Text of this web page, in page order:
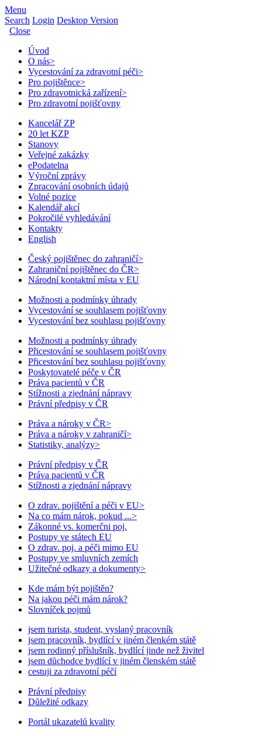
Menu
Search Login Desktop Version
Close
Úvod
O nás>
Vycestování za zdravotní péči>
Pro pojištěnce>
Pro zdravotnická zařízení>
Pro zdravotní pojišťovny
Kancelář ZP
20 let KZP
Stanovy
Veřejné zakázky
ePodatelna
Výroční zprávy
Zpracování osobních údajů
Volné pozice
Kalendář akcí
Pokročilé vyhledávání
Kontakty
English
Český pojištěnec do zahraničí>
Zahraniční pojištěnec do ČR>
Národní kontaktní místa v EU
Možnosti a podmínky úhrady
Vycestování se souhlasem pojišťovny
Vycestování bez souhlasu pojišťovny
Možnosti a podmínky úhrady
Přicestování se souhlasem pojišťovny
Přicestování bez souhlasu pojišťovny
Poskytovatelé péče v ČR
Práva pacientů v ČR
Stížnosti a zjednání nápravy
Právní předpisy v ČR
Práva a nároky v ČR>
Práva a nároky v zahraničí>
Statistiky, analýzy>
Právní předpisy v ČR
Práva pacientů v ČR
Stížnosti a zjednání nápravy
O zdrav. pojištění a péči v EU>
Na co mám nárok, pokud ...>
Zákonné vs. komerčni poj.
Postupy ve státech EU
O zdrav. poj. a péči mimo EU
Postupy ve smluvních zemích
Užitečné odkazy a dokumenty>
Kde mám být pojištěn?
Na jakou péči mám nárok?
Slovníček pojmů
jsem turista, student, vyslaný pracovník
jsem pracovník, bydlící v jiném členkém státě
jsem rodinný příslušník, bydlící jinde než živitel
jsem důchodce bydlící v jiném členském státě
cestuji za zdravotní péčí
Právní předpisy
Důležité odkazy
Portál ukazatelů kvality